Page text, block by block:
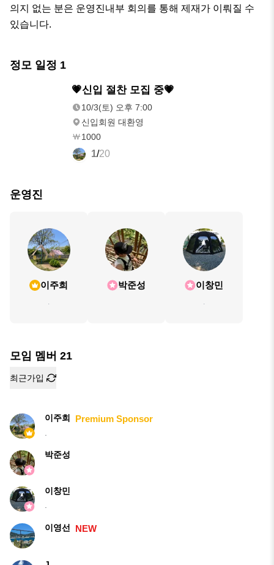
의지 없는 분은 운영진내부 회의를 통해 제재가 이뤄질 수
있습니다.
정모 일정 1
💗신입 절찬 모집 중💗
10/3(토) 오후 7:00
신입회원 대환영
1000
1/20
운영진
이주희
.
박준성 이창민
.
모임 멤버 21
최근가입
이주희 Premium Sponsor
.
박준성
이창민
.
이영선 NEW